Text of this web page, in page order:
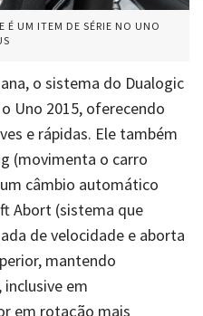
É UM ITEM DE SÉRIE NO UNO
o sistema do Dualogic
Uno 2015, oferecendo
e rápidas. Ele também
(movimenta o carro
câmbio automático
Abort (sistema que
de velocidade e aborta
mantendo
em
em rotação mais